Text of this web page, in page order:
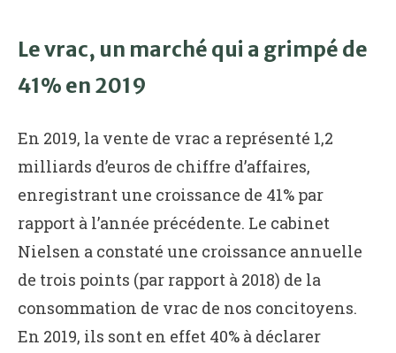
Le vrac, un marché qui a grimpé de
41% en 2019
En 2019, la vente de vrac a représenté 1,2
milliards d’euros de chiffre d’affaires,
enregistrant une croissance de 41% par
rapport à l’année précédente. Le cabinet
Nielsen a constaté une croissance annuelle
de trois points (par rapport à 2018) de la
consommation de vrac de nos concitoyens.
En 2019, ils sont en effet 40% à déclarer